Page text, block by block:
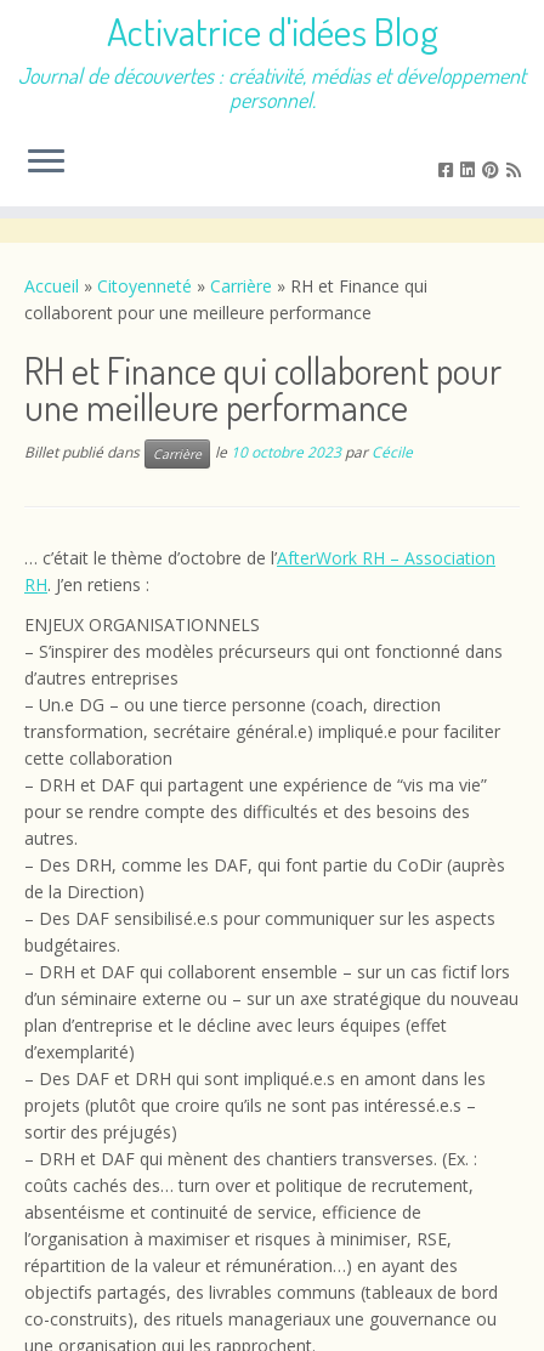
contenu
Activatrice d'idées Blog
Journal de découvertes : créativité, médias et développement
personnel.
Accueil » Citoyenneté » Carrière » RH et Finance qui
collaborent pour une meilleure performance
RH et Finance qui collaborent pour
une meilleure performance
Billet publié dans Carrière le 10 octobre 2023 parCécile
… c’était le thème d’octobre de l’AfterWork RH – Association
RH. J’en retiens :
ENJEUX ORGANISATIONNELS
– S’inspirer des modèles précurseurs qui ont fonctionné dans
d’autres entreprises
– Un.e DG – ou une tierce personne (coach, direction
transformation, secrétaire général.e) impliqué.e pour faciliter
cette collaboration
– DRH et DAF qui partagent une expérience de “vis ma vie”
pour se rendre compte des difficultés et des besoins des
autres.
– Des DRH, comme les DAF, qui font partie du CoDir (auprès
de la Direction)
– Des DAF sensibilisé.e.s pour communiquer sur les aspects
budgétaires.
– DRH et DAF qui collaborent ensemble – sur un cas fictif lors
d’un séminaire externe ou – sur un axe stratégique du nouveau
plan d’entreprise et le décline avec leurs équipes (effet
d’exemplarité)
– Des DAF et DRH qui sont impliqué.e.s en amont dans les
projets (plutôt que croire qu’ils ne sont pas intéressé.e.s –
sortir des préjugés)
– DRH et DAF qui mènent des chantiers transverses. (Ex. :
coûts cachés des… turn over et politique de recrutement,
absentéisme et continuité de service, efficience de
l’organisation à maximiser et risques à minimiser, RSE,
répartition de la valeur et rémunération…) en ayant des
objectifs partagés, des livrables communs (tableaux de bord
co-construits), des rituels manageriaux une gouvernance ou
une organisation qui les rapprochent.